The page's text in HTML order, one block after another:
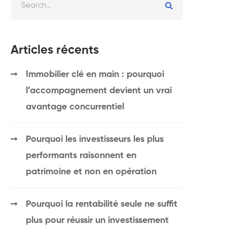
Articles récents
Immobilier clé en main : pourquoi
l’accompagnement devient un vrai
avantage concurrentiel
Pourquoi les investisseurs les plus
performants raisonnent en
patrimoine et non en opération
Pourquoi la rentabilité seule ne suffit
plus pour réussir un investissement